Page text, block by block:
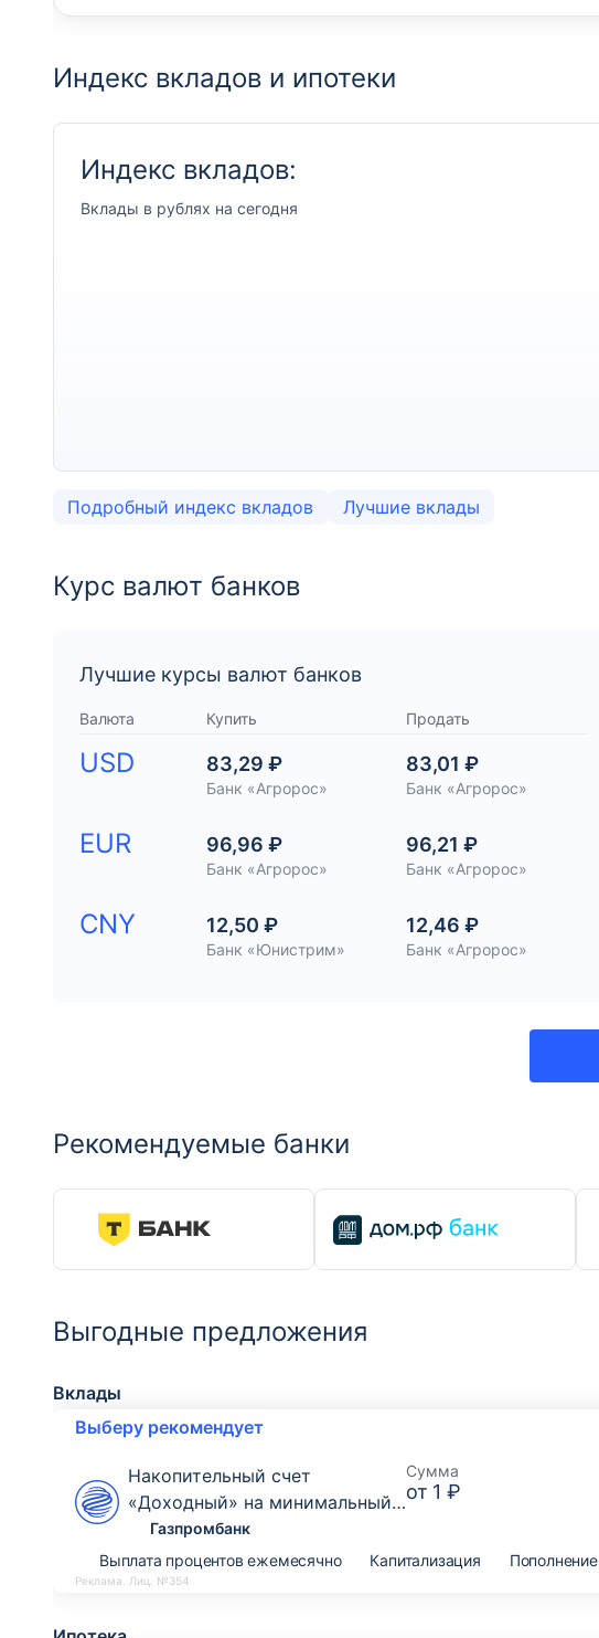
Индекс вкладов и ипотеки
Индекс вкладов:
Вклады в рублях на сегодня
Подробный индекс вкладов Лучшие вклады
Курс валют банков
Лучшие курсы валют банков
Валюта Купить Продать
USD 83,29 ₽
Банк «Агророс»
83,01 ₽
Банк «Агророс»
EUR 96,96 ₽
Банк «Агророс»
96,21 ₽
Банк «Агророс»
CNY 12,50 ₽
Банк «Юнистрим»
12,46 ₽
Банк «Агророс»
Рекомендуемые банки
Выгодные предложения
Вклады
Выберу рекомендует
Накопительный счет
«Доходный» на минимальный
остаток
Газпромбанк
Сумма
от 1 ₽
Выплата процентов ежемесячно Капитализация Пополнение
Реклама. Лиц. №354